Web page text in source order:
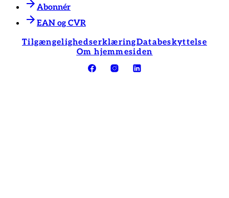
Abonnér
EAN og CVR
TilgængelighedserklæringDatabeskyttelse
Om hjemmesiden